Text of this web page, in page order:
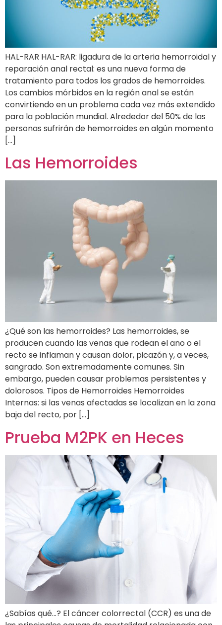
HAL-RAR HAL-RAR: ligadura de la arteria hemorroidal y
reparación anal rectal: es una nueva forma de
tratamiento para todos los grados de hemorroides.
Los cambios mórbidos en la región anal se están
convirtiendo en un problema cada vez más extendido
para la población mundial. Alrededor del 50% de las
personas sufrirán de hemorroides en algún momento
[…]
Las Hemorroides
¿Qué son las hemorroides? Las hemorroides, se
producen cuando las venas que rodean el ano o el
recto se inflaman y causan dolor, picazón y, a veces,
sangrado. Son extremadamente comunes. Sin
embargo, pueden causar problemas persistentes y
dolorosos. Tipos de Hemorroides Hemorroides
Internas: si las venas afectadas se localizan en la zona
baja del recto, por […]
Prueba M2PK en Heces
¿Sabías qué…? El cáncer colorrectal (CCR) es una de